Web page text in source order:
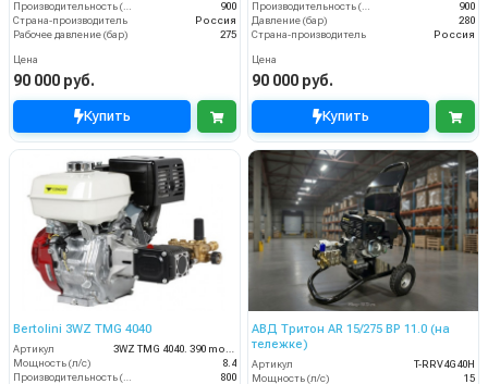
Производительность (л/ч)
900
Страна-производитель
Россия
Рабочее давление (бар)
275
Цена
90 000 руб.
Купить
Производительность (л/ч)
900
Давление (бар)
280
Страна-производитель
Россия
Цена
90 000 руб.
Купить
Bertolini 3WZ TMG 4040
Артикул
3WZ TMG 4040. 390 moto
Мощность (л/с)
8.4
Производительность (л/ч)
800
АВД Тритон AR 15/275 ВР 11.0 (на
тележке)
Артикул
T-RRV4G40H
Мощность (л/с)
15